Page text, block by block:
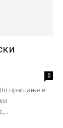
0
Во прашање е